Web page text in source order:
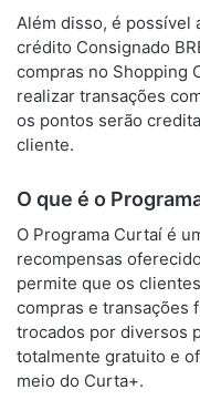
Além disso, é possível
crédito Consignado
compras no Shopping
realizar transações
os pontos serão
cliente.
O que é o
O Programa Curtaí é
recompensas
permite que os
compras e transações
trocados por diversos
totalmente gratuito e
meio do Curta+.